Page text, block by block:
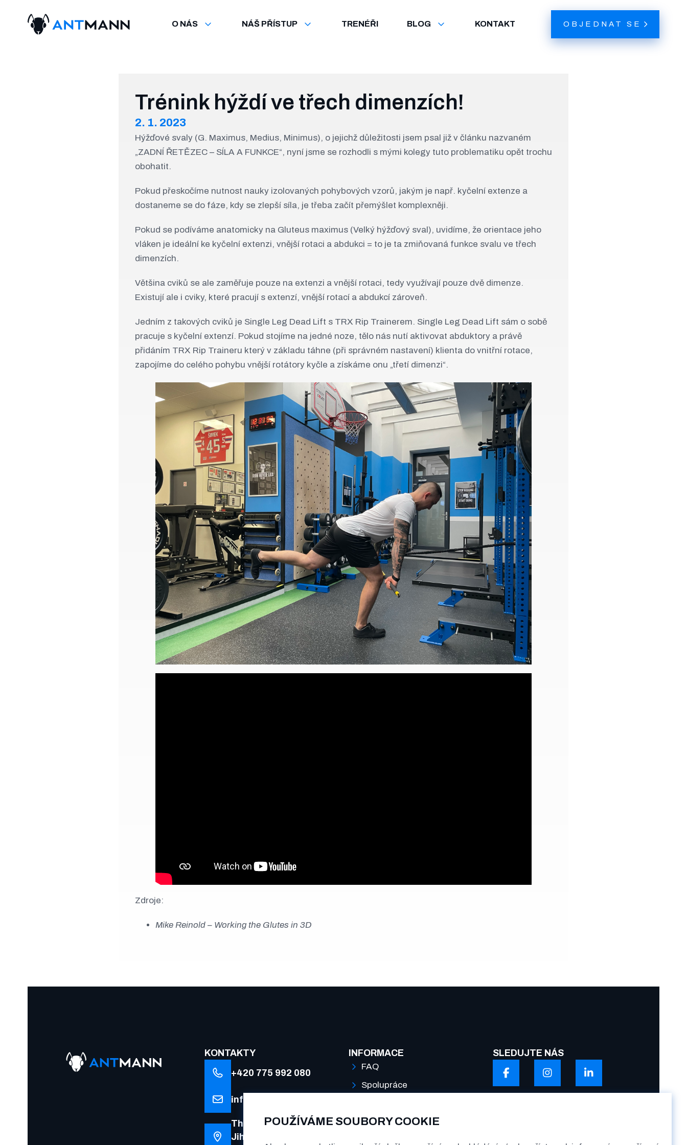
POUŽÍVÁME SOUBORY COOKIE
O NÁS NÁŠ PŘÍSTUP TRENÉŘI BLOG KONTAKT OBJEDNAT SE
Trénink hýždí ve třech dimenzích!
2. 1. 2023
Hýžďové svaly (G. Maximus, Medius, Minimus), o jejichž důležitosti jsem psal již v článku nazvaném
„ZADNÍ ŘETĚZEC – SÍLA A FUNKCE“, nyní jsme se rozhodli s mými kolegy tuto problematiku opět trochu
obohatit.
Pokud přeskočíme nutnost nauky izolovaných pohybových vzorů, jakým je např. kyčelní extenze a
dostaneme se do fáze, kdy se zlepší síla, je třeba začít přemýšlet komplexněji.
Pokud se podíváme anatomicky na Gluteus maximus (Velký hýžďový sval), uvidíme, že orientace jeho
vláken je ideální ke kyčelní extenzi, vnější rotaci a abdukci = to je ta zmiňovaná funkce svalu ve třech
dimenzích.
Většina cviků se ale zaměřuje pouze na extenzi a vnější rotaci, tedy využívají pouze dvě dimenze.
Existují ale i cviky, které pracují s extenzí, vnější rotací a abdukcí zároveň.
Jedním z takových cviků je Single Leg Dead Lift s TRX Rip Trainerem. Single Leg Dead Lift sám o sobě
pracuje s kyčelní extenzí. Pokud stojíme na jedné noze, tělo nás nutí aktivovat abduktory a právě
přidáním TRX Rip Traineru který v základu táhne (při správném nastavení) klienta do vnitřní rotace,
zapojíme do celého pohybu vnější rotátory kyčle a získáme onu „třetí dimenzi“.
Zdroje:
Mike Reinold – Working the Glutes in 3D
KONTAKTY
+420 775 992 080
info@antmann.cz
The Greenline Kačerov
Jihlavská 1558/21, 140
INFORMACE
FAQ
Spolupráce
SLEDUJTE NÁS